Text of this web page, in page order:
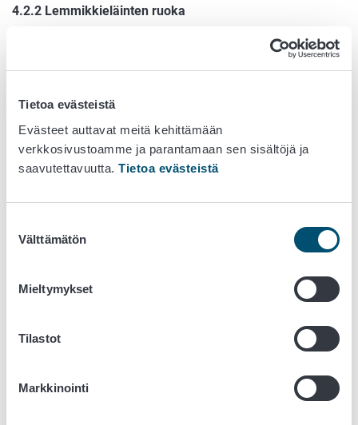
Tietoa evästeistä
Evästeet auttavat meitä kehittämään
verkkosivustoamme ja parantamaan sen sisältöjä ja
saavutettavuutta. Tietoa evästeistä
valinta
Välttämätön
Mieltymykset
Tilastot
Markkinointi
4.2.2 Lemmikkieläinten ruoka
asetettuja vaatimuksia
4.3 Vapaaehtoiset merkinnät ja muuta
6 LUOMUREHU
7 MUUNTOGEENINEN REHU
8 REHUN KÄYTTÖÄ KOSKEVAT
RAJOITUS- JA KIELTOLAUSEET